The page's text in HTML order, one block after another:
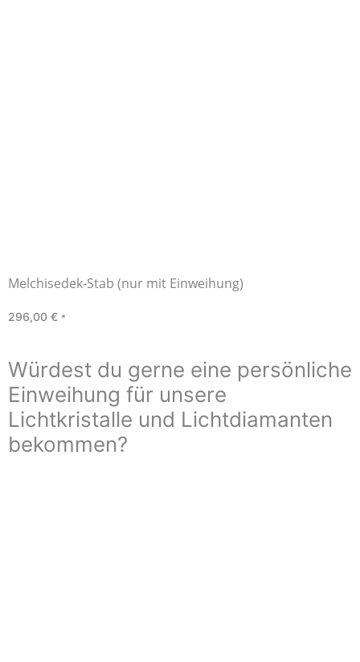
Melchisedek-Stab (nur mit Einweihung)
296,00 € *
Würdest du gerne eine persönliche
Einweihung für unsere
Lichtkristalle und Lichtdiamanten
bekommen?